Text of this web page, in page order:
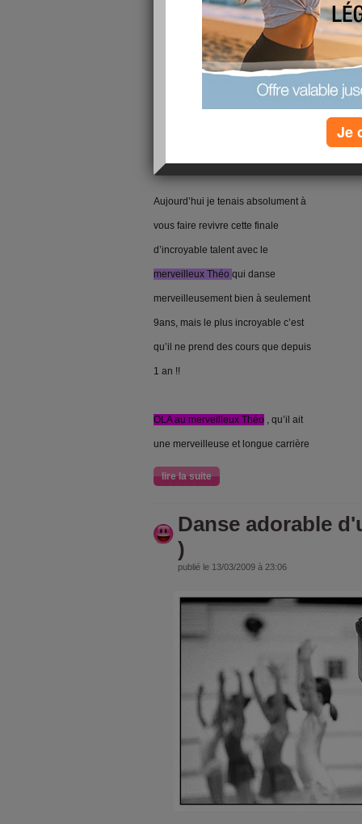
Bonjour les filles !!!
Comme vous le savez, j’aime vous
Aujourd’hui je tenais absolument à
vous faire revivre cette finale
d’incroyable talent avec le
merveilleux Théo qui danse
merveilleusement bien à seulement
9ans, mais le plus incroyable c’est
qu’il ne prend des cours que depuis
1 an !!
OLA au merveilleux Théo , qu’il ait
une merveilleuse et longue carrière
lire la suite
Danse adorable
)
publié le 13/03/2009 à 23:06
Je